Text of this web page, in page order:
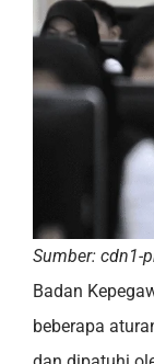
Sumber: cdn1-
Badan
beberapa